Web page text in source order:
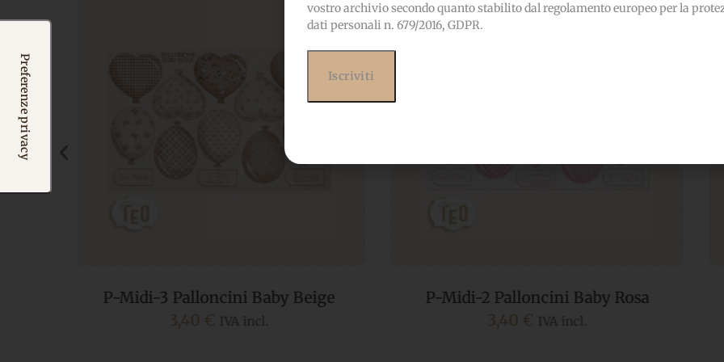
P-Midi-2 Palloncini Baby Rosa
3,40€ IVA incl.
P-Midi-1 Palloncini Baby Azzurro
3,40€ IVA incl.
vostro archivio secondo quanto stabilito dal regolamento europeo per la
dati personali n. 679/2016, GDPR.